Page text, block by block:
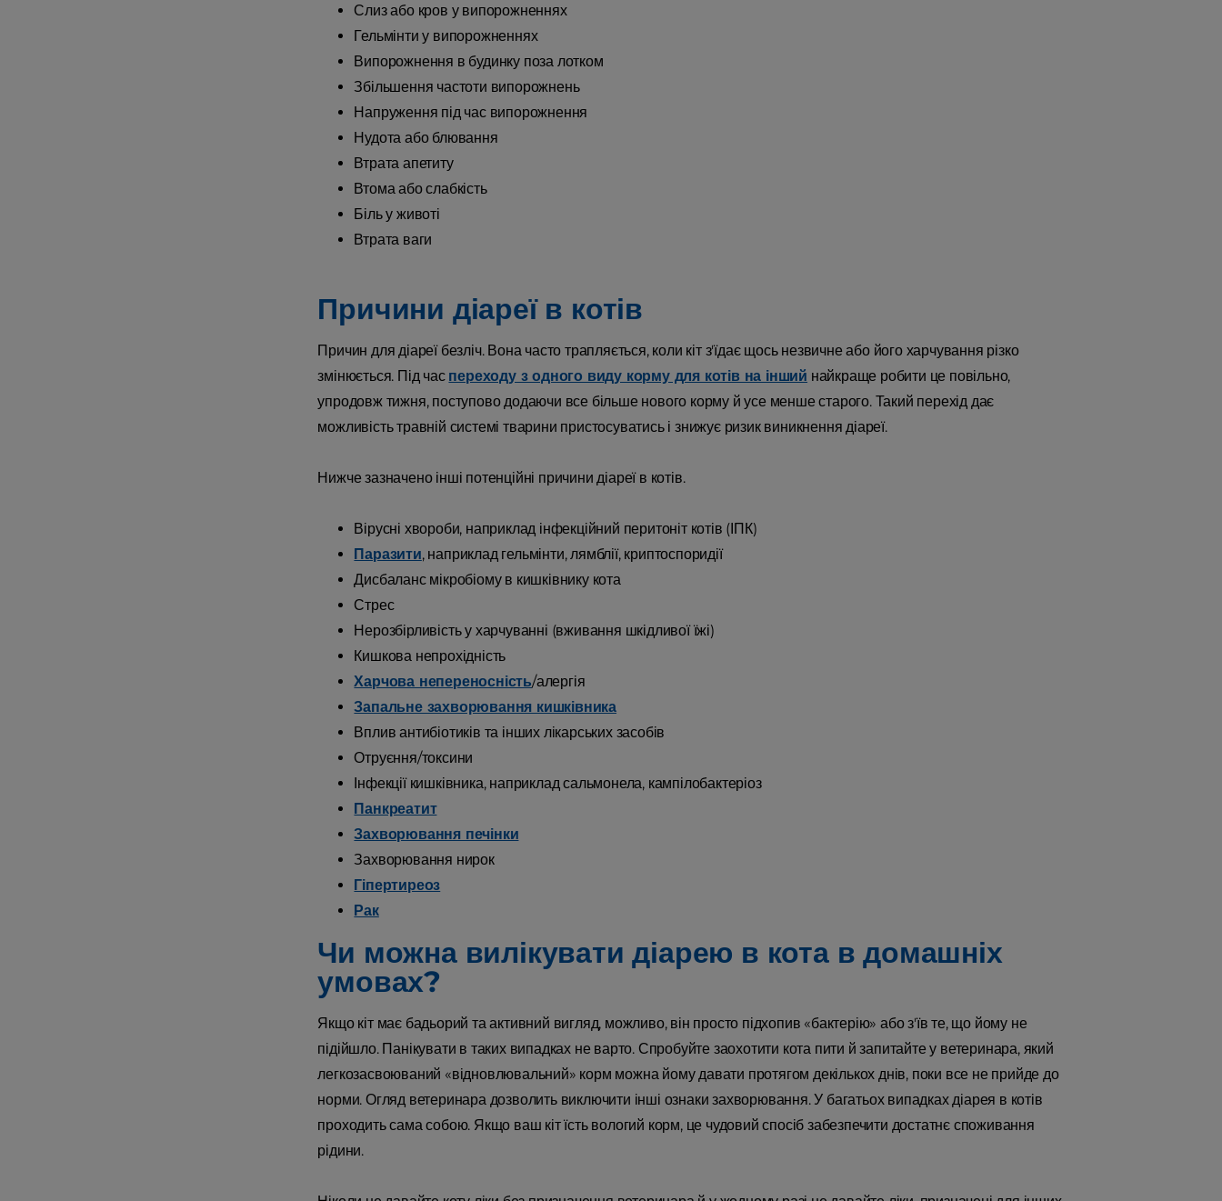
Слиз або кров у випорожненнях
Гельмінти у випорожненнях
Випорожнення в будинку поза лотком
Збільшення частоти випорожнень
Напруження під час випорожнення
Нудота або блювання
Втрата апетиту
Втома або слабкість
Біль у животі
Втрата ваги
Причини діареї в котів
Причин для діареї безліч. Вона часто трапляється, коли кіт з'їдає щось незвичне або його харчування різко
змінюється. Під час переходу з одного виду корму для котів на інший найкраще робити це повільно,
упродовж тижня, поступово додаючи все більше нового корму й усе менше старого. Такий перехід дає
можливість травній системі тварини пристосуватись і знижує ризик виникнення діареї.
Нижче зазначено інші потенційні причини діареї в котів.
Вірусні хвороби, наприклад інфекційний перитоніт котів (ІПК)
Паразити, наприклад гельмінти, лямблії, криптоспоридії
Дисбаланс мікробіому в кишківнику кота
Стрес
Нерозбірливість у харчуванні (вживання шкідливої їжі)
Кишкова непрохідність
Харчова непереносність/алергія
Запальне захворювання кишківника
Вплив антибіотиків та інших лікарських засобів
Отруєння/токсини
Інфекції кишківника, наприклад сальмонела, кампілобактеріоз
Панкреатит
Захворювання печінки
Захворювання нирок
Гіпертиреоз
Рак
Чи можна вилікувати діарею в кота в домашніх
умовах?
Якщо кіт має бадьорий та активний вигляд, можливо, він просто підхопив «бактерію» або з'їв те, що йому не
підійшло. Панікувати в таких випадках не варто. Спробуйте заохотити кота пити й запитайте у ветеринара, який
легкозасвоюваний «відновлювальний» корм можна йому давати протягом декількох днів, поки все не прийде до
норми. Огляд ветеринара дозволить виключити інші ознаки захворювання. У багатьох випадках діарея в котів
проходить сама собою. Якщо ваш кіт їсть вологий корм, це чудовий спосіб забезпечити достатнє споживання
рідини.